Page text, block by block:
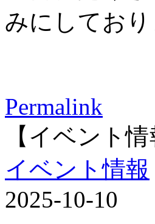
みにしており
Permalink
【イベント
イベント情報
2025-10-10